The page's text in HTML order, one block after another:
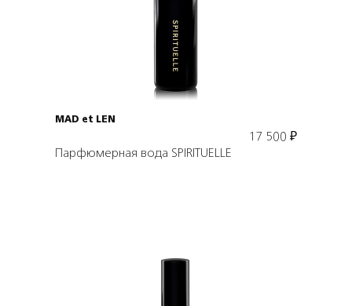
В корзину
MAD et LEN
17 500 ₽
Парфюмерная вода SPIRITUELLE